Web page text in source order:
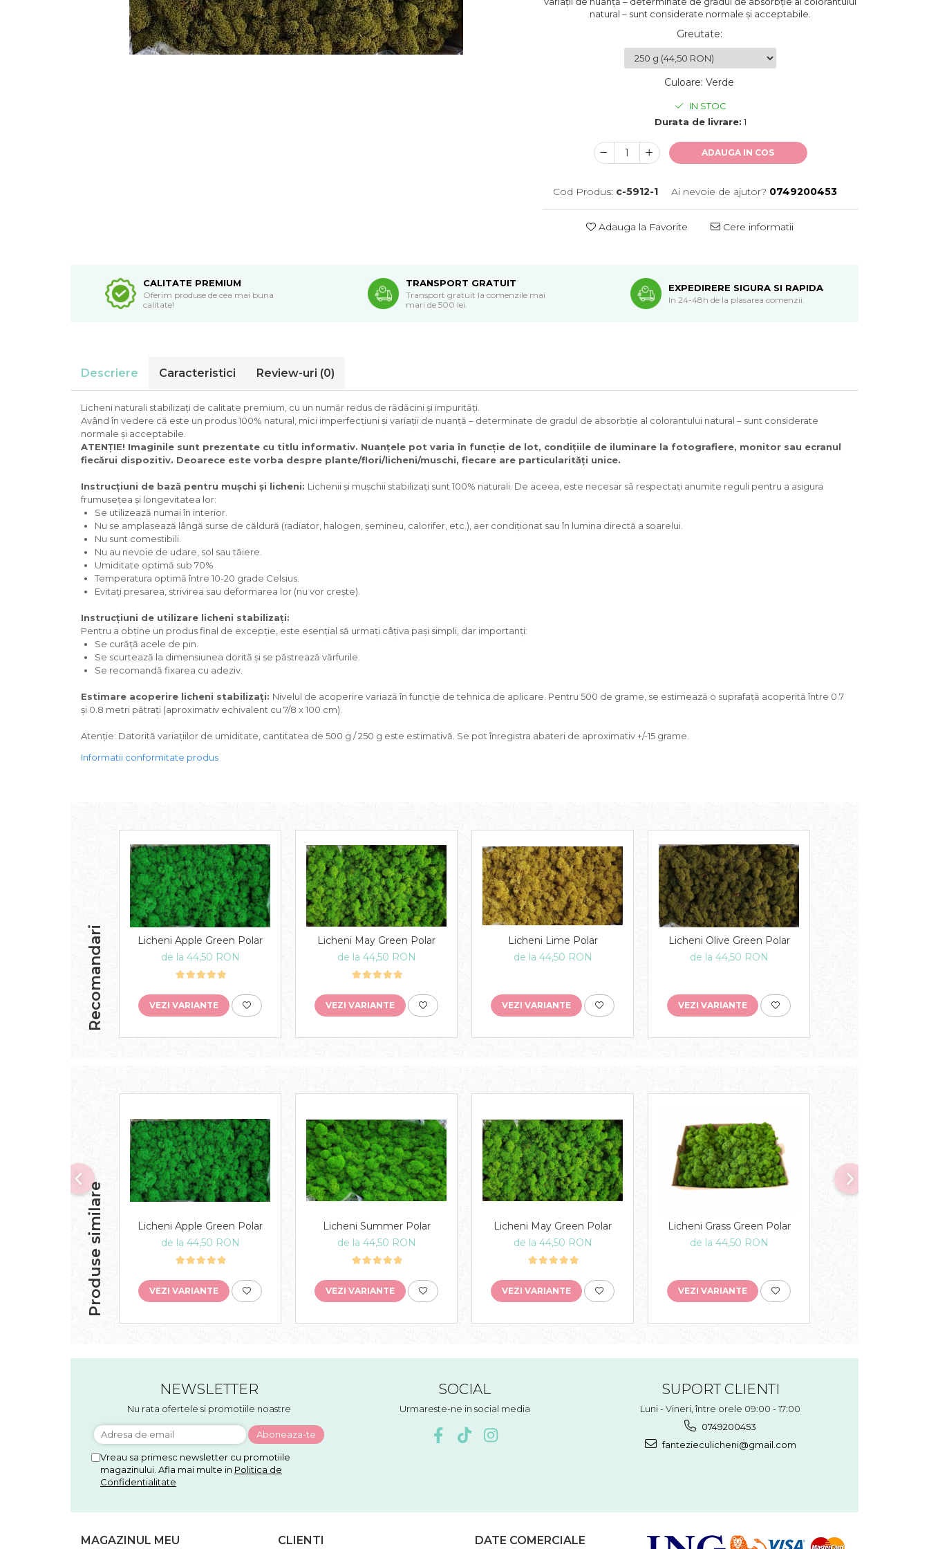
natural – sunt considerate normale și acceptabile.
Greutate:
Culoare: Verde
IN STOC
Durata de livrare: 1
ADAUGA IN COS
Cod Produs: c-5912-1 Ai nevoie de ajutor? 0749200453
Adauga la Favorite Cere informatii
CALITATE PREMIUM
Oferim produse de cea mai buna
calitate!
TRANSPORT GRATUIT
Transport gratuit la comenzile mai
mari de 500 lei.
EXPEDIRERE SIGURA SI RAPIDA
In 24-48h de la plasarea comenzii.
Descriere Caracteristici Review-uri (0)
Licheni naturali stabilizați de calitate premium, cu un număr redus de rădăcini și impurități.
Având în vedere că este un produs 100% natural, mici imperfecțiuni și variații de nuanță – determinate de gradul de absorbție al colorantului natural – sunt considerate
normale și acceptabile.
ATENȚIE! Imaginile sunt prezentate cu titlu informativ. Nuanțele pot varia în funcție de lot, condițiile de iluminare la fotografiere, monitor sau ecranul
fiecărui dispozitiv. Deoarece este vorba despre plante/flori/licheni/muschi, fiecare are particularități unice.
Instrucțiuni de bază pentru mușchi și licheni: Lichenii și mușchii stabilizați sunt 100% naturali. De aceea, este necesar să respectați anumite reguli pentru a asigura
frumusețea și longevitatea lor:
Se utilizează numai în interior.
Nu se amplasează lângă surse de căldură (radiator, halogen, șemineu, calorifer, etc.), aer condiționat sau în lumina directă a soarelui.
Nu sunt comestibili.
Nu au nevoie de udare, sol sau tăiere.
Umiditate optimă sub 70%
Temperatura optimă între 10-20 grade Celsius.
Evitați presarea, strivirea sau deformarea lor (nu vor crește).
Instrucțiuni de utilizare licheni stabilizați:
Pentru a obține un produs final de excepție, este esențial să urmați câțiva pași simpli, dar importanți:
Se curăță acele de pin.
Se scurtează la dimensiunea dorită și se păstrează vărfurile.
Se recomandă fixarea cu adeziv.
Estimare acoperire licheni stabilizați: Nivelul de acoperire variază în funcție de tehnica de aplicare. Pentru 500 de grame, se estimează o suprafață acoperită între 0.7
și 0.8 metri pătrați (aproximativ echivalent cu 7/8 x 100 cm).
Atenție: Datorită variațiilor de umiditate, cantitatea de 500 g / 250 g este estimativă. Se pot înregistra abateri de aproximativ +/-15 grame.
Informatii conformitate produs
Recomandari
Licheni Apple Green Polar
de la 44,50 RON
VEZI VARIANTE
Licheni May Green Polar
de la 44,50 RON
VEZI VARIANTE
Licheni Lime Polar
de la 44,50 RON
VEZI VARIANTE
Licheni Olive Green Polar
de la 44,50 RON
VEZI VARIANTE
Produse similare
Licheni Apple Green Polar
de la 44,50 RON
VEZI VARIANTE
Licheni Summer Polar
de la 44,50 RON
VEZI VARIANTE
Licheni May Green Polar
de la 44,50 RON
VEZI VARIANTE
Licheni Grass Green Polar
de la 44,50 RON
VEZI VARIANTE
NEWSLETTER
Nu rata ofertele si promotiile noastre
Vreau sa primesc newsletter cu promotiile
magazinului. Afla mai multe in Politica de
Confidentialitate
SOCIAL
Urmareste-ne in social media
SUPORT CLIENTI
Luni - Vineri, între orele 09:00 - 17:00
0749200453
fantezieculicheni@gmail.com
MAGAZINUL MEU CLIENTI DATE COMERCIALE